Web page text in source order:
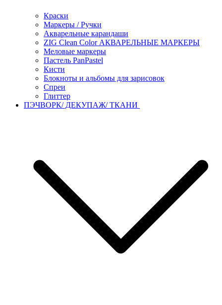
Краски
Маркеры / Ручки
Акварельные карандаши
ZIG Clean Color АКВАРЕЛЬНЫЕ МАРКЕРЫ
Меловые маркеры
Пастель PanPastel
Кисти
Блокноты и альбомы для зарисовок
Спреи
Глиттер
ПЭЧВОРК/ ДЕКУПАЖ/ ТКАНИ